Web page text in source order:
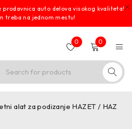
prodavnica auto delova visokog kvaliteta!
treba na jednom mestu!
0 0
alat za podizanje HAZET / HAZ